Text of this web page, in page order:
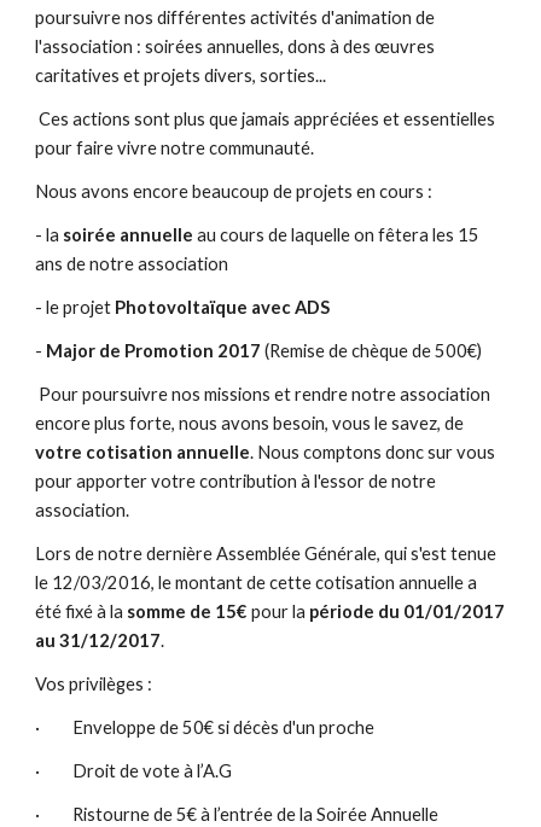
poursuivre nos différentes activités d'animation de
l'association : soirées annuelles, dons à des œuvres
caritatives et projets divers, sorties...
Ces actions sont plus que jamais appréciées et essentielles
pour faire vivre notre communauté.
Nous avons encore beaucoup de projets en cours :
- la soirée annuelle au cours de laquelle on fêtera les 15
ans de notre association
- le projet Photovoltaïque avec ADS
- Major de Promotion 2017 (Remise de chèque de 500€)
votre cotisation annuelle. Nous comptons donc sur vous
pour apporter votre contribution à l'essor de notre
association.
Lors de notre dernière Assemblée Générale, qui s'est tenue
le 12/03/2016, le montant de cette cotisation annuelle a
été fixé à la somme de 15€ pour la période du 01/01/2017
au 31/12/2017.
Vos privilèges :
·         Enveloppe de 50€ si décès d'un proche
·         Droit de vote à l’A.G
·         Ristourne de 5€ à l’entrée de la Soirée Annuelle